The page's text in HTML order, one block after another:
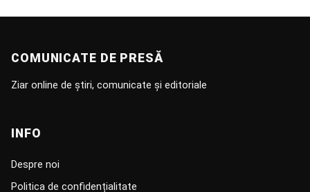
COMUNICATE DE PRESĂ
Ziar online de știri, comunicate și editoriale
INFO
Despre noi
Politica de confidențialitate